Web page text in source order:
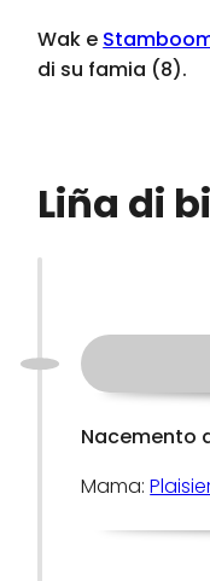
Wak e
di su famia (8).
Liña di
Nacemento
Mama: